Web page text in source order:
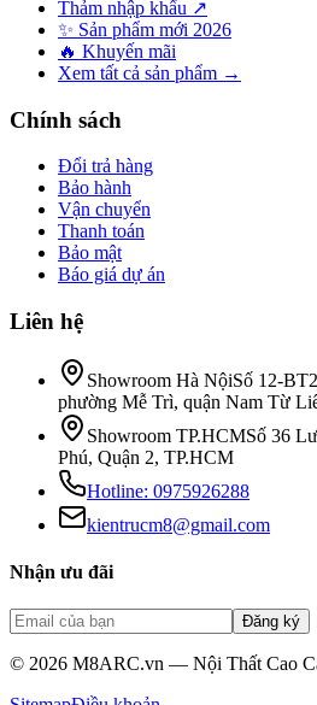
Thảm nhập khẩu ↗
✨ Sản phẩm mới 2026
🔥 Khuyến mãi
Xem tất cả sản phẩm →
Chính sách
Đổi trả hàng
Bảo hành
Vận chuyển
Thanh toán
Bảo mật
Báo giá dự án
Liên hệ
Showroom Hà NộiSố 12-
phường Mễ Trì, quận Nam Từ
Showroom TP.HCMSố 36
Phú, Quận 2, TP.HCM
Hotline: 0975926288
kientrucm8@gmail.com
Nhận ưu đãi
Đăng ký
© 2026 M8ARC.vn — Nội Thất Cao